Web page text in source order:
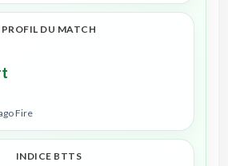
PROFIL DU MATCH
Fire
INDICE BTTS